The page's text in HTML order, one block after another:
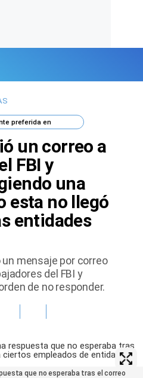
preferida en
un correo a
FBI y
una
esta no llegó
entidades
mensaje por correo
del FBI y
de no responder.
que no esperaba tras el correo